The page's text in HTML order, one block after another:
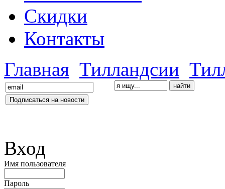
Скидки
Контакты
Главная Тилландсии
Вход
Имя пользователя
Пароль